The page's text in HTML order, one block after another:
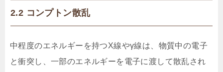
2.2 コンプトン散乱
中程度のエネルギーを持つX線やγ線は、物質中の電子
と衝突し、一部のエネルギーを電子に渡して散乱され